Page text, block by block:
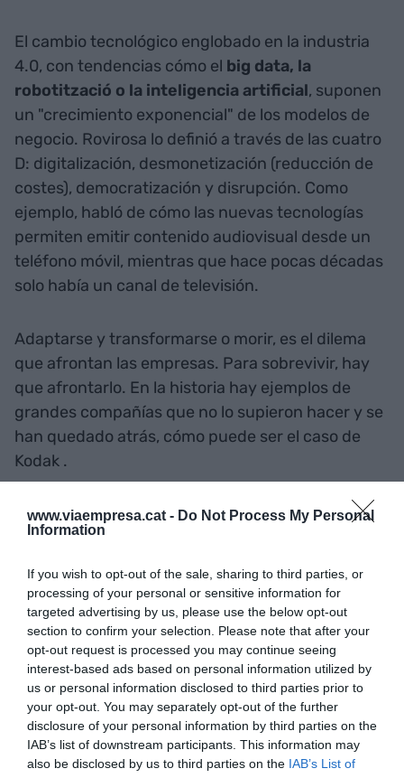
www.viaempresa.cat - Do Not Process My Personal
Information
If you wish to opt-out of the sale, sharing to third parties, or
processing of your personal or sensitive information for
targeted advertising by us, please use the below opt-out
section to confirm your selection. Please note that after your
opt-out request is processed you may continue seeing
interest-based ads based on personal information utilized by
us or personal information disclosed to third parties prior to
your opt-out. You may separately opt-out of the further
disclosure of your personal information by third parties on the
IAB’s list of downstream participants. This information may
also be disclosed by us to third parties on the IAB’s List of
El cambio tecnológico englobado en la industria
4.0, con tendencias cómo el big data, la
robotització o la inteligencia artificial, suponen
un "crecimiento exponencial" de los modelos de
negocio. Rovirosa lo definió a través de las cuatro
D: digitalización, desmonetización (reducción de
costes), democratización y disrupción. Como
ejemplo, habló de cómo las nuevas tecnologías
permiten emitir contenido audiovisual desde un
teléfono móvil, mientras que hace pocas décadas
solo había un canal de televisión.
Adaptarse y transformarse o morir, es el dilema
que afrontan las empresas. Para sobrevivir, hay
que afrontarlo. En la historia hay ejemplos de
grandes compañías que no lo supieron hacer y se
han quedado atrás, cómo puede ser el caso de
Kodak .
Las revoluciones tecnológicas
con los casos prácticos de dos compañías que
han aprovechado la tecnología para crear y
cambiar los modelo de negocios. Una de ellas es
Premium PSU, dedicada a la electrónica de
potencia para el ámbito industrial. Su responsable
de ventas, Ángel Valls, detalló cómo la empresa
tuvo un crecimiento muy humilde a los 80 y 90 y
que, gracias a la innovación, se multiplicó a partir
del 2000.